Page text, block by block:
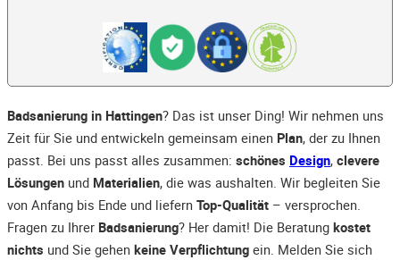
Badsanierung in Hattingen? Das ist unser Ding! Wir nehmen uns
Zeit für Sie und entwickeln gemeinsam einen Plan, der zu Ihnen
passt. Bei uns passt alles zusammen: schönes Design, clevere
Lösungen und Materialien, die was aushalten. Wir begleiten Sie
von Anfang bis Ende und liefern Top-Qualität – versprochen.
Fragen zu Ihrer Badsanierung? Her damit! Die Beratung kostet
nichts und Sie gehen keine Verpflichtung ein. Melden Sie sich